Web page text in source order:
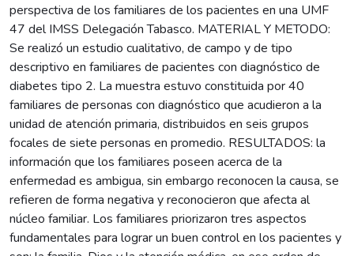
perspectiva de los familiares de los pacientes en una UMF
47 del IMSS Delegación Tabasco. MATERIAL Y METODO:
Se realizó un estudio cualitativo, de campo y de tipo
descriptivo en familiares de pacientes con diagnóstico de
diabetes tipo 2. La muestra estuvo constituida por 40
familiares de personas con diagnóstico que acudieron a la
unidad de atención primaria, distribuidos en seis grupos
focales de siete personas en promedio. RESULTADOS: la
información que los familiares poseen acerca de la
enfermedad es ambigua, sin embargo reconocen la causa, se
refieren de forma negativa y reconocieron que afecta al
núcleo familiar. Los familiares priorizaron tres aspectos
fundamentales para lograr un buen control en los pacientes y